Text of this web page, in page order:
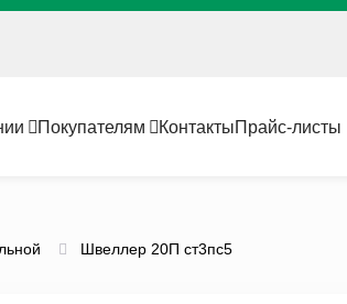
Покупателям КонтактыПрайс-листы
Швеллер 20П ст3пс5